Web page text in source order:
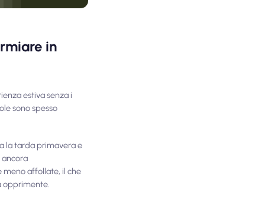
in
estiva senza i
sono spesso
la tarda primavera e
ancora
meno affollate, il che
opprimente.